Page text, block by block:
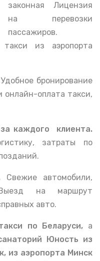
законная Лицензия
на перевозки
пассажиров.
из аэропорта
Удобное бронирование
онлайн-оплата такси,
каждого клиента.
затраты по
Свежие автомобили,
на маршрут
авто.
по Беларуси, а
Юность из
из аэропорта Минск